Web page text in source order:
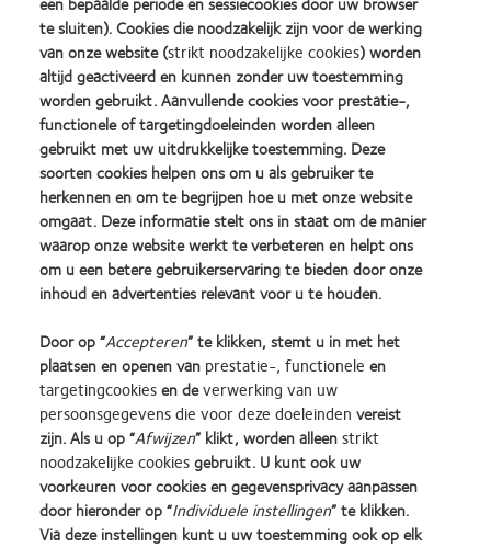
met
MyDay™
(2013)
Year
(2013)
for
Leaders
(2012)
(2012)
Cookie beleid
beheren
Inloggen
België
© 2026CooperVision|
Part ofCooperCompanies
te sluiten). Cookies die noodzakelijk zijn voor de werking
van onze website (strikt noodzakelijke cookies) worden
altijd geactiveerd en kunnen zonder uw toestemming
worden gebruikt. Aanvullende cookies voor prestatie-,
functionele of targetingdoeleinden worden alleen
gebruikt met uw uitdrukkelijke toestemming. Deze
soorten cookies helpen ons om u als gebruiker te
herkennen en om te begrijpen hoe u met onze website
omgaat. Deze informatie stelt ons in staat om de manier
waarop onze website werkt te verbeteren en helpt ons
om u een betere gebruikerservaring te bieden door onze
inhoud en advertenties relevant voor u te houden.
Door op “Accepteren” te klikken, stemt u in met het
plaatsen en openen van prestatie-, functionele en
targetingcookiesen deverwerking van uw
persoonsgegevens die voor deze doeleinden vereist
zijn. Als u op “Afwijzen” klikt, worden alleenstrikt
noodzakelijke cookiesgebruikt. U kunt ook uw
voorkeuren voor cookies en gegevensprivacy aanpassen
door hieronder op “Individuele instellingen” te klikken.
Via deze instellingen kunt u uw toestemming ook op elk